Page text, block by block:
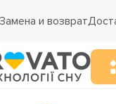
Замена и возврат